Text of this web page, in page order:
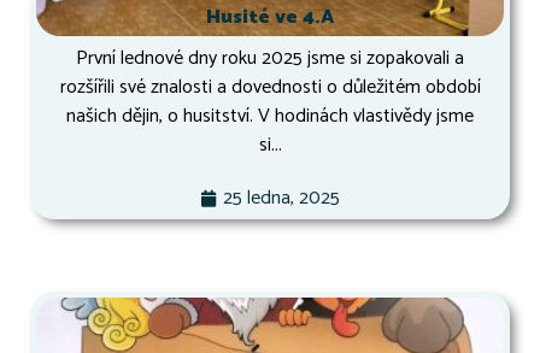
Husité ve 4.A
První lednové dny roku 2025 jsme si zopakovali a
rozšířili své znalosti a dovednosti o důležitém období
našich dějin, o husitství. V hodinách vlastivědy jsme
si...
25 ledna, 2025